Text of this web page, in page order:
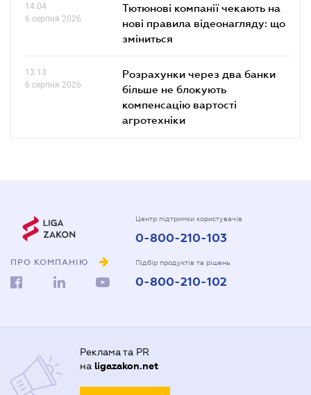
14.04
6 серпня 2026
Тютюнові компанії чекають на
нові правила відеонагляду: що
зміниться
13.13
6 серпня 2026
Розрахунки через два банки
більше не блокують
компенсацію вартості
агротехніки
ПРО КОМПАНІЮ
Центр підтримки користувачів
0-800-210-103
Підбір продуктів та рішень
0-800-210-102
Реклама та PR
на ligazakon.net